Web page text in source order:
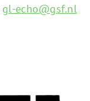
gl-echo@gsf.nl